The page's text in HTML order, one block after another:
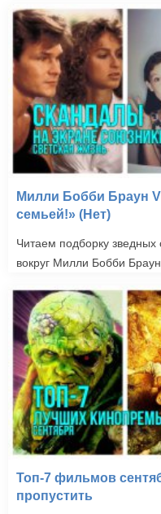
Милли Бобби Браун
семьей!» (Нет)
Читаем подборку
вокруг Милли Бобби
Топ-7 фильмов
пропустить